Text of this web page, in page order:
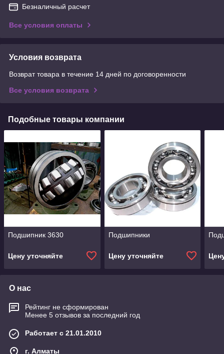
Безналичный расчет
Все условия оплаты
Условия возврата
Возврат товара в течение 14 дней по договоренности
Все условия возврата
Подобные товары компании
Подшипник 3630
Цену уточняйте
Подшипники
Цену уточняйте
О нас
Рейтинг не сформирован
Менее 5 отзывов за последний год
Работает с 21.01.2010
г. Алматы